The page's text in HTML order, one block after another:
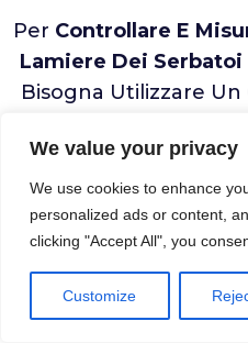
We value your privacy
We use cookies to enhance
personalized ads or content,
clicking "Accept All", you
Customize
Per Controllare E
Lamiere Dei Serbatoi
Bisogna Utilizzare Un
Preciso, Dotato Di
Scorre Sulla
Misurare. Lo
Esatta Dello